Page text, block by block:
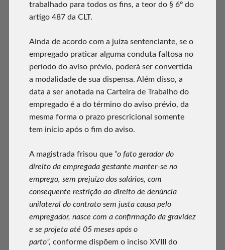
trabalhado para todos os fins, a teor do § 6º do
artigo 487 da CLT.
Ainda de acordo com a juíza sentenciante, se o
empregado praticar alguma conduta faltosa no
período do aviso prévio, poderá ser convertida
a modalidade de sua dispensa. Além disso, a
data a ser anotada na Carteira de Trabalho do
empregado é a do término do aviso prévio, da
mesma forma o prazo prescricional somente
tem início após o fim do aviso.
A magistrada frisou que “o fato gerador do
direito da empregada gestante manter-se no
emprego, sem prejuízo dos salários, com
consequente restrição ao direito de denúncia
unilateral do contrato sem justa causa pelo
empregador, nasce com a confirmação da gravidez
e se projeta até 05 meses após o
parto”, conforme dispõem o inciso XVIII do